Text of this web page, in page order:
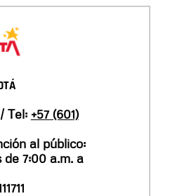
Tel: +57 (601)
al público:
de 7:00 a.m. a